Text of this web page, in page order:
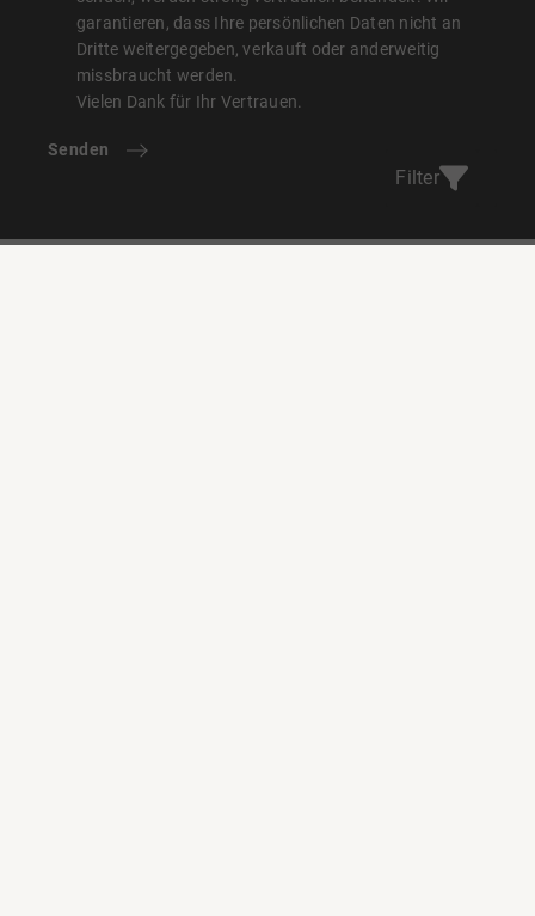
Filter
garantieren, dass Ihre persönlichen Daten nicht an
Dritte weitergegeben, verkauft oder anderweitig
missbraucht werden.
Vielen Dank für Ihr Vertrauen.
Senden